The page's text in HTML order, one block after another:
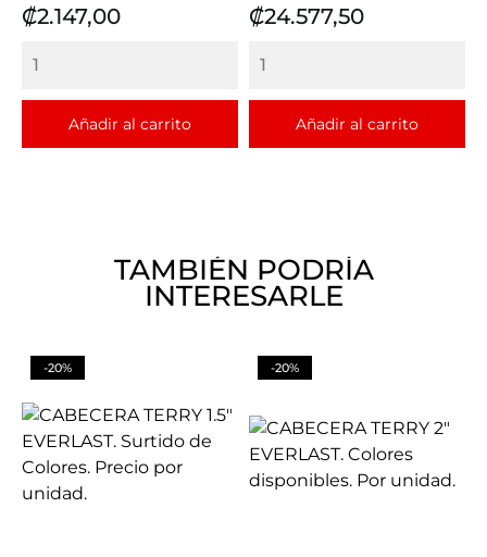
Precio
₡2.147,00
Añadir al carrito
Precio
₡24.577,50
Añadir al carrito
TAMBIÉN PODRÍA
INTERESARLE
-20% -20%